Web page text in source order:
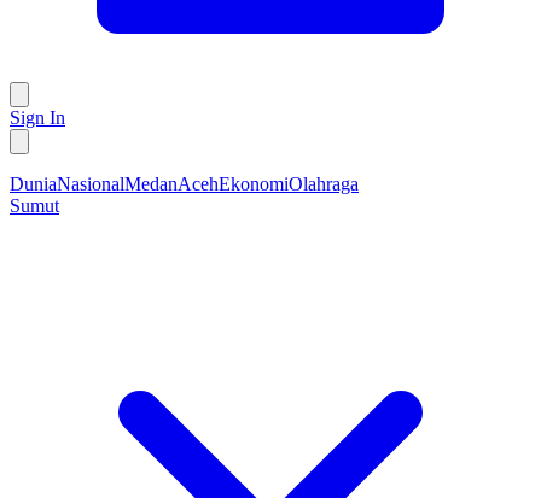
Sign In
DuniaNasionalMedanAcehEkonomiOlahraga
Sumut